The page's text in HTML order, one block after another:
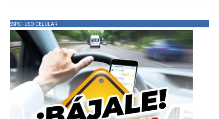
SSPC - USO CELULAR